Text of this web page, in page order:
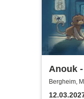
Anouk
Bergheim,